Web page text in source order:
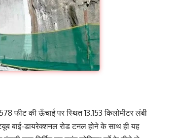
फीट की ऊँचाई पर स्थित 13.153 किलोमीटर लंबी
बाई-डायरेक्शनल रोड टनल होने के साथ ही यह